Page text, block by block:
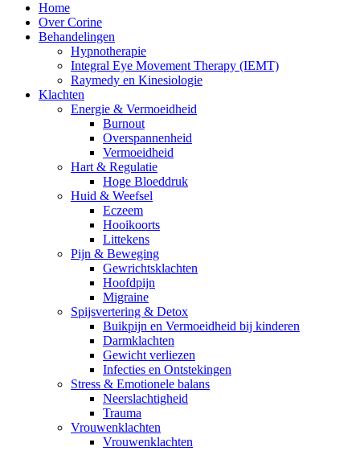
Home
Over Corine
Behandelingen
Hypnotherapie
Integral Eye Movement Therapy (IEMT)
Raymedy en Kinesiologie
Klachten
Energie & Vermoeidheid
Burnout
Overspannenheid
Vermoeidheid
Hart & Regulatie
Hoge Bloeddruk
Huid & Weefsel
Eczeem
Hooikoorts
Littekens
Pijn & Beweging
Gewrichtsklachten
Hoofdpijn
Migraine
Spijsvertering & Detox
Buikpijn en Vermoeidheid bij kinderen
Darmklachten
Gewicht verliezen
Infecties en Ontstekingen
Stress & Emotionele balans
Neerslachtigheid
Trauma
Vrouwenklachten
Vrouwenklachten